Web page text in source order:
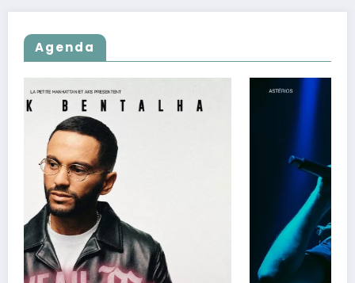
Agenda